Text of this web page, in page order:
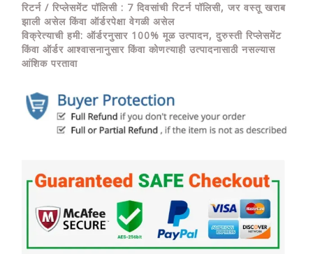
रिटर्न / रिप्लेसमेंट पॉलिसी : 7 दिवसांची रिटर्न पॉलिसी, जर वस्तू खराब
झाली असेल किंवा ऑर्डरपेक्षा वेगळी असेल
विक्रेत्याची हमी: ऑर्डरनुसार 100% मूळ उत्पादन, दुरुस्ती रिप्लेसमेंट
किंवा ऑर्डर आश्वासनानुसार किंवा कोणत्याही उत्पादनासाठी नसल्यास
आंशिक परतावा